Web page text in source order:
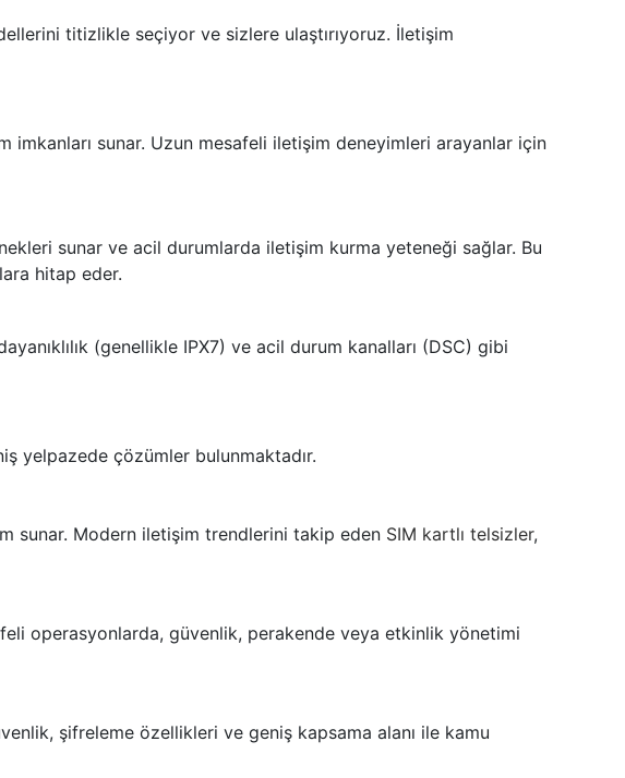
titizlikle seçiyor ve sizlere ulaştırıyoruz. İletişim
imkanları sunar. Uzun mesafeli iletişim deneyimleri arayanlar için
sunar ve acil durumlarda iletişim kurma yeteneği sağlar. Bu
hitap eder.
(genellikle IPX7) ve acil durum kanalları (DSC) gibi
yelpazede çözümler bulunmaktadır.
sunar. Modern iletişim trendlerini takip eden SIM kartlı telsizler,
operasyonlarda, güvenlik, perakende veya etkinlik yönetimi
şifreleme özellikleri ve geniş kapsama alanı ile kamu